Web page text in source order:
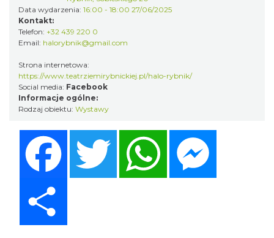
Koncert Sandry w Gliwicach
Gliwice
Wystawa prof. Włodzimierza
Kwiatkowskiego w Tichauer Art Gallery
Tychy
27.13 km
Data wydarzenia: 16:00 - 18:00 27/06/2025
Kontakt:
Telefon: +32 439 220 0
Email: halorybnik@gmail.com
Strona internetowa:
https://www.teatrziemirybnickiej.pl/halo-rybnik/
Social media: Facebook
Informacje ogólne:
Rodzaj obiektu: Wystawy
Twitter WhatsApp